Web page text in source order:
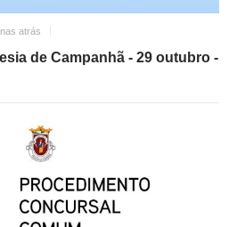
atrás
de Campanhã - 29 outubro -